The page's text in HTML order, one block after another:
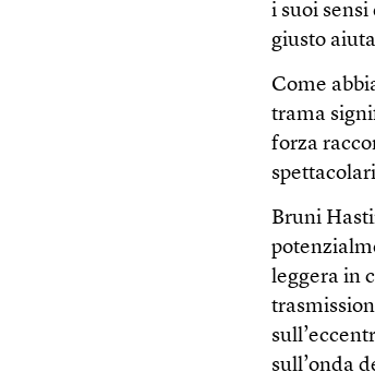
i suoi
giusto
Come
trama
forza
Bruni
leggera in
sull’onda